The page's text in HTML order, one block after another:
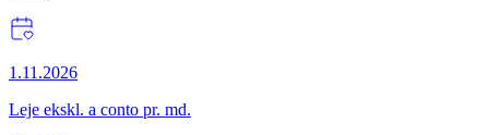
1.11.2026
Leje ekskl. a conto pr. md.